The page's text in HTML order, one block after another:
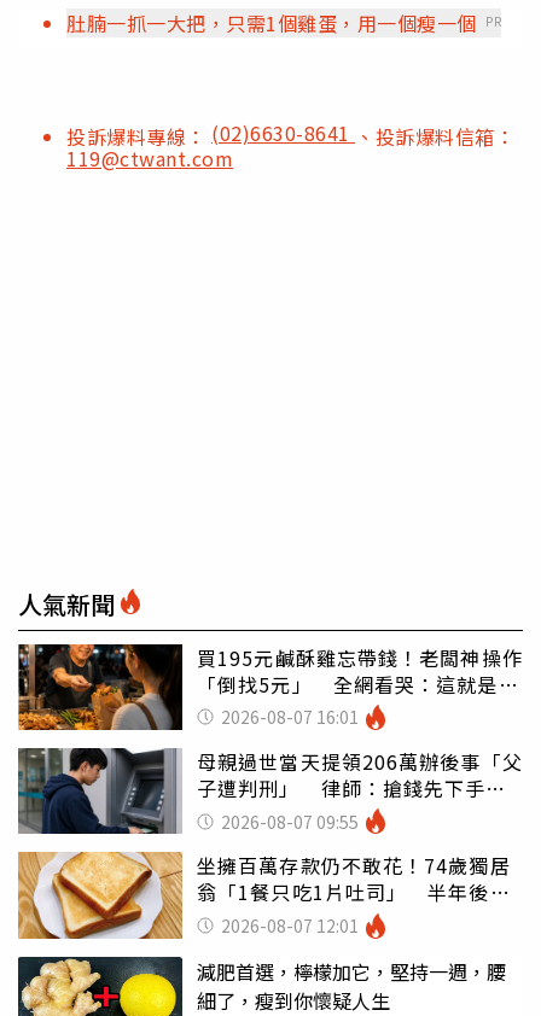
肚腩一抓一大把，只需1個雞蛋，用一個瘦一個 PR
投訴爆料專線： (02)6630-8641 、投訴爆料信箱：
119@ctwant.com
人氣新聞
買195元鹹酥雞忘帶錢！老闆神操作
「倒找5元」 全網看哭：這就是台
灣 2026-08-07 16:01
母親過世當天提領206萬辦後事「父
子遭判刑」 律師：搶錢先下手是
罪 2026-08-07 09:55
坐擁百萬存款仍不敢花！74歲獨居
翁「1餐只吃1片吐司」 半年後暴
瘦嚇壞女兒
2026-08-07 12:01
減肥首選，檸檬加它，堅持一週，腰
細了，瘦到你懷疑人生